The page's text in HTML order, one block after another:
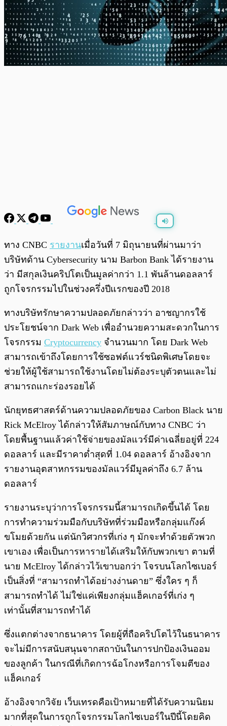
0:00
ทาง CNBC รายงานเมื่อวันที่ 7 มิถุนายนที่ผ่านมาว่า
บริษัทด้าน Cybersecurity นาม Barbon Bank ได้รายงาน
ว่า มีสกุลเงินคริปโตเป็นมูลค่ากว่า 1.1 พันล้านดอลลาร์
ถูกโจรกรรมไปในช่วงครึ่งปีแรกของปี 2018
ทางบริษัทรักษาความปลอดภัยกล่าวว่า อาชญากรใช้
ประโยชน์จาก Dark Web เพื่ออำนวยความสะดวกในการ
โจรกรรม Cryptocurrency จำนวนมาก โดย Dark Web
สามารถเข้าถึงโดยการใช้ซอฟต์แวร์ชนิดพิเศษโดยจะ
ช่วยให้ผู้ใช้สามารถใช้งานโดยไม่ต้องระบุตัวตนและไม่
สามารถแกะร่องรอยได้
นักยุทธศาสตร์ด้านความปลอดภัยของ Carbon Black นาย
Rick McElroy ได้กล่าวให้สัมภาษณ์กับทาง CNBC ว่า
โดยพื้นฐานแล้วค่าใช้จ่ายของมัลแวร์มีค่าเฉลี่ยอยู่ที่ 224
ดอลลาร์ และมีราคาต่ำสุดที่ 1.04 ดอลลาร์ อ้างอิงจาก
รายงานอุตสาหกรรมของมัลแวร์มีมูลค่าถึง 6.7 ล้าน
ดอลลาร์
รายงานระบุว่าการโจรกรรมนี้สามารถเกิดขึ้นได้ โดย
การทำความร่วมมือกับบริษัทที่ร่วมมือหรือกลุ่มแก๊งค์
ขโมยด้วยกัน แต่นักวิศวกรที่เก่ง ๆ มักจะทำด้วยตัวพวก
เขาเอง เพื่อเป็นการหารายได้เสริมให้กับพวกเขา ตามที่
นาย McElroy ได้กล่าวไว้เขาบอกว่า โจรบนโลกไซเบอร์
เป็นสิ่งที่ “สามารถทำได้อย่างง่านดาย” ซึ่งใคร ๆ ก็
สามารถทำได้ ไม่ใช่แค่เพียงกลุ่มแฮ็คเกอร์ที่เก่ง ๆ
เท่านั้นที่สามารถทำได้
ซึ่งแตกต่างจากธนาคาร โดยผู้ที่ถือคริปโตไว้ในธนาคาร
จะไม่มีการสนับสนุนจากสถาบันในการปกป้องเงินออม
ของลูกค้า ในกรณีที่เกิดการฉ้อโกงหรือการโจมตีของ
แฮ็คเกอร์
อ้างอิงจากวิจัย เว็บเทรดคือเป้าหมายที่ได้รับความนิยม
มากที่สุดในการถูกโจรกรรมโลกไซเบอร์ในปีนี้โดยคิด